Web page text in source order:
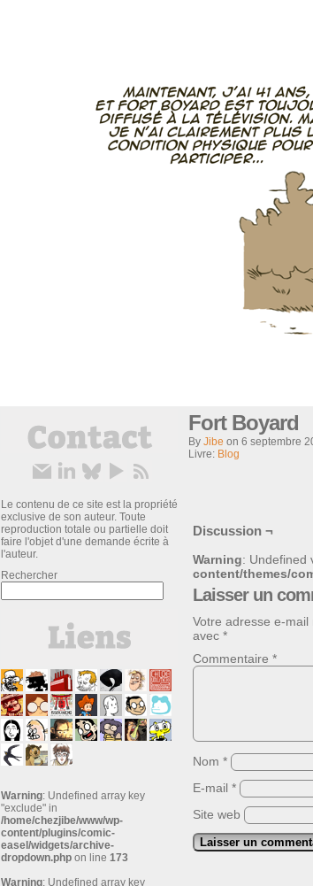
Le contenu de ce site est la propriété
exclusive de son auteur. Toute
reproduction totale ou partielle doit
faire l'objet d'une demande écrite à
l'auteur.
Rechercher
Warning: Undefined array key
"exclude" in
/home/chezjibe/www/wp-
content/plugins/comic-
easel/widgets/archive-
dropdown.php on line 173
Warning: Undefined array key
Fort Boyard
By Jibe on 6 septembre
Livre: Blog
Discussion ¬
Warning: Undefined
content/themes/
Laisser un
Votre adresse e-mail
avec *
Commentaire *
Nom *
E-mail *
Site web